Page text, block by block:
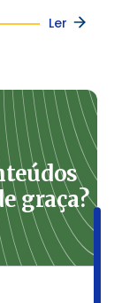
Ler
graça?